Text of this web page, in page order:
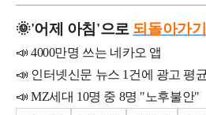
🌞'어제 아침'으로 되돌아가
📣 4000만명 쓰는 네카오 앱
📣 인터넷신문 뉴스 1건에 광고 평
📣 MZ세대 10명 중 8명 "노후불안"